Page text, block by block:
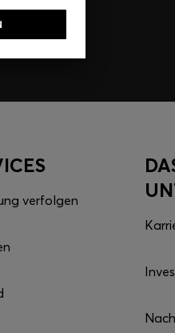
verfolgen